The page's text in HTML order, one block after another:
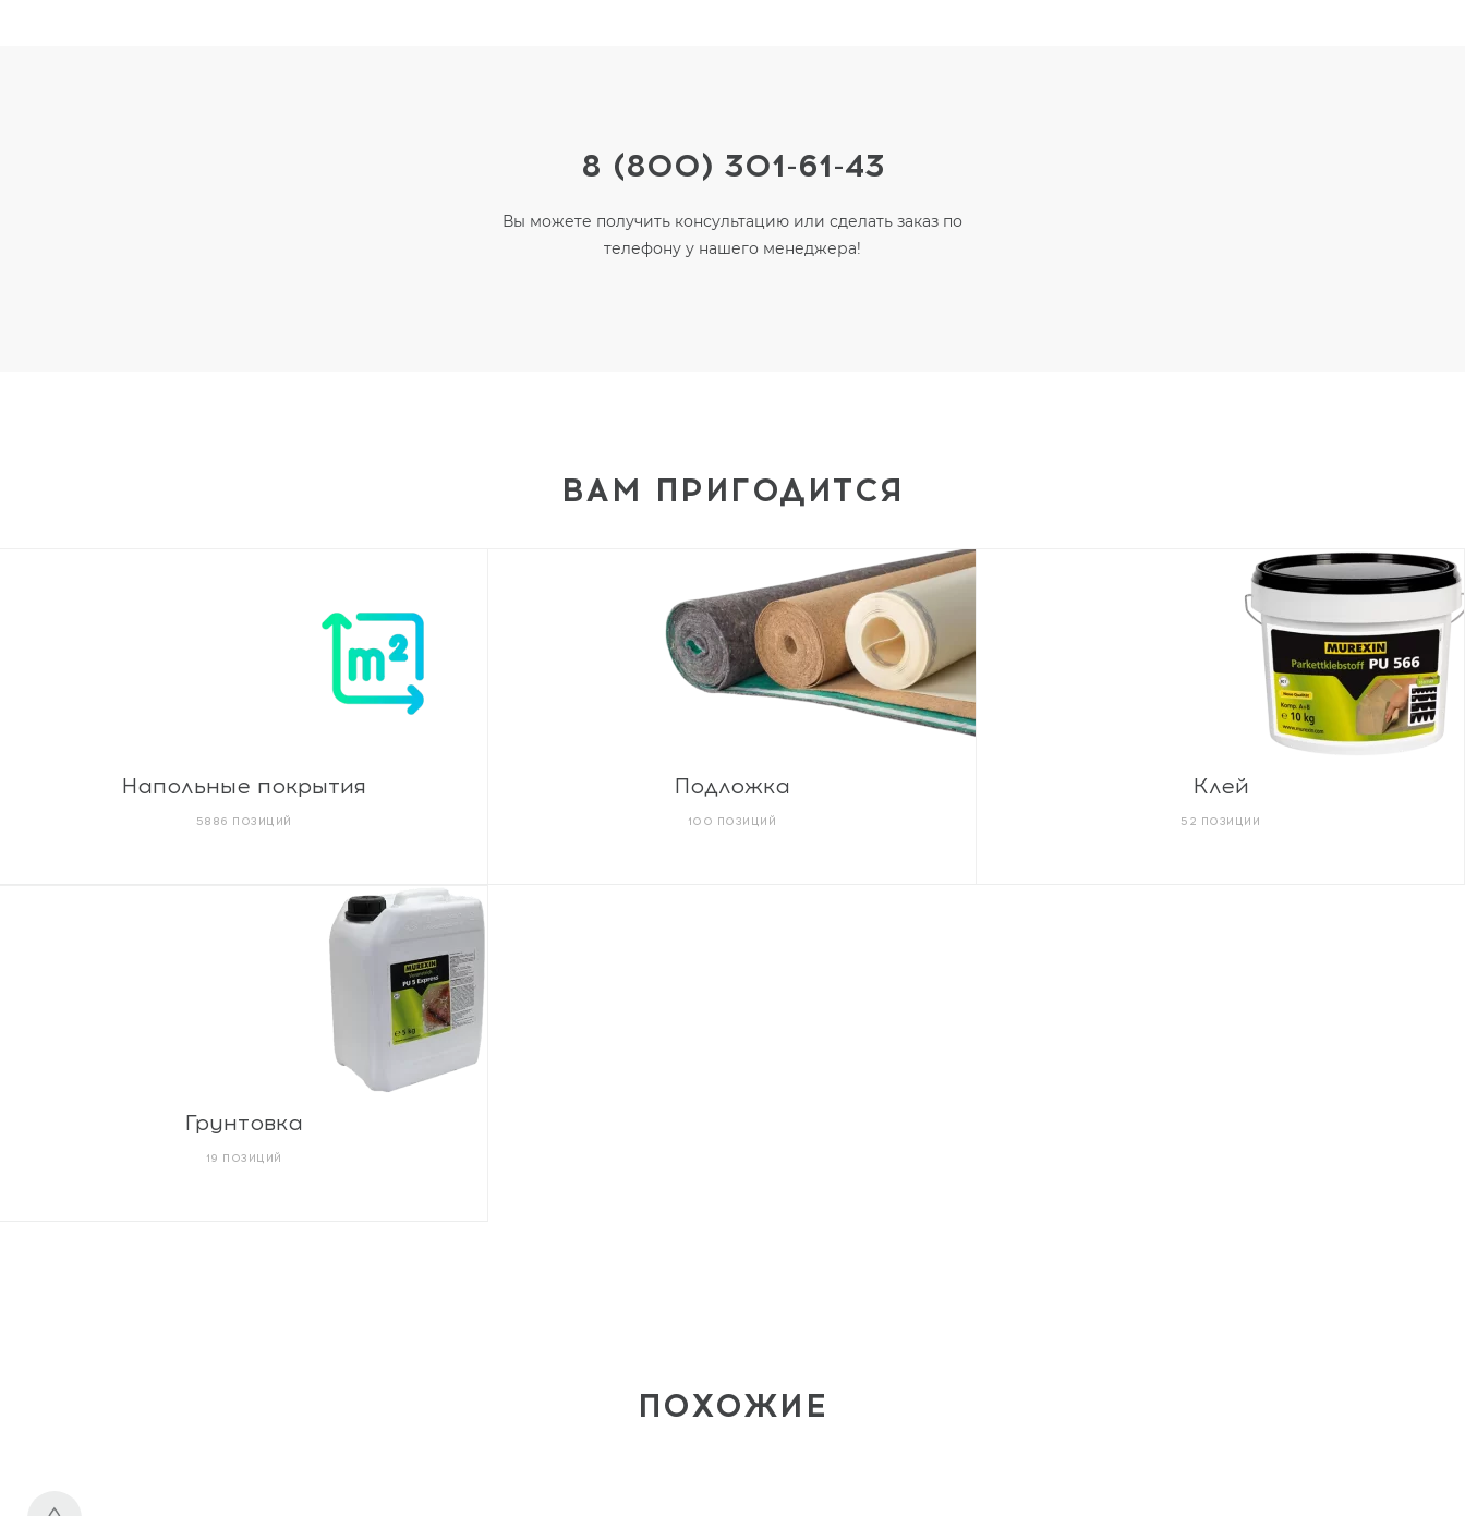
8 (800) 301-61-43
Вы можете получить консультацию или сделать заказ по
телефону у нашего менеджера!
ВАМ ПРИГОДИТСЯ
Напольные покрытия
5886 ПОЗИЦИЙ
Подложка
100 ПОЗИЦИЙ
Клей
52 ПОЗИЦИИ
Грунтовка
19 ПОЗИЦИЙ
ПОХОЖИЕ